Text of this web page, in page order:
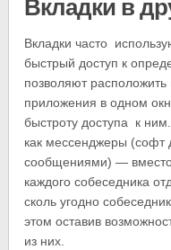
Вкладки часто
быстрый доступ к
позволяют
приложения в одном
быстроту доступа к
как мессенджеры (софт
сообщениями) — вместо
каждого собеседника
сколь угодно
этом оставив
из них.